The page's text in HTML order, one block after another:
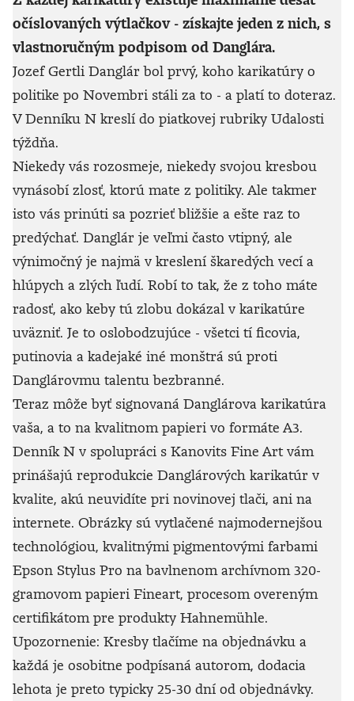
očíslovaných výtlačkov - získajte jeden z nich, s
vlastnoručným podpisom od Danglára.
Jozef Gertli Danglár bol prvý, koho karikatúry o
politike po Novembri stáli za to - a platí to doteraz.
V Denníku N kreslí do piatkovej rubriky Udalosti
týždňa.
Niekedy vás rozosmeje, niekedy svojou kresbou
vynásobí zlosť, ktorú mate z politiky. Ale takmer
isto vás prinúti sa pozrieť bližšie a ešte raz to
predýchať. Danglár je veľmi často vtipný, ale
výnimočný je najmä v kreslení škaredých vecí a
hlúpych a zlých ľudí. Robí to tak, že z toho máte
radosť, ako keby tú zlobu dokázal v karikatúre
uväzniť. Je to oslobodzujúce - všetci tí ficovia,
putinovia a kadejaké iné monštrá sú proti
Danglárovmu talentu bezbranné.
Teraz môže byť signovaná Danglárova karikatúra
vaša, a to na kvalitnom papieri vo formáte A3.
Denník N v spolupráci s Kanovits Fine Art vám
prinášajú reprodukcie Danglárových karikatúr v
kvalite, akú neuvidíte pri novinovej tlači, ani na
internete. Obrázky sú vytlačené najmodernejšou
technológiou, kvalitnými pigmentovými farbami
Epson Stylus Pro na bavlnenom archívnom 320-
gramovom papieri Fineart, procesom overeným
certifikátom pre produkty Hahnemühle.
Upozornenie: Kresby tlačíme na objednávku a
každá je osobitne podpísaná autorom, dodacia
lehota je preto typicky 25-30 dní od objednávky.